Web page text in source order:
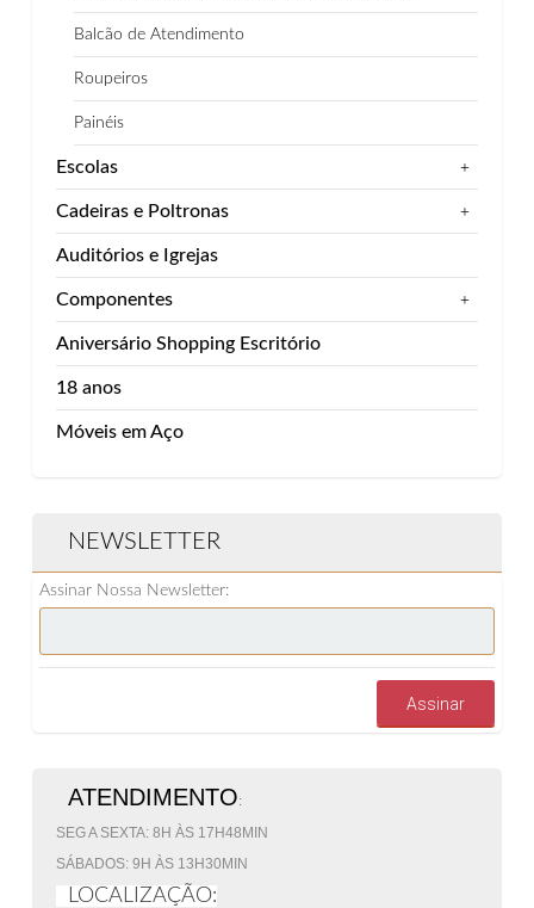
Balcão de Atendimento
Roupeiros
Painéis
Escolas +
Cadeiras e Poltronas +
Auditórios e Igrejas
Componentes +
Aniversário Shopping Escritório
18 anos
Móveis em Aço
NEWSLETTER
Assinar Nossa Newsletter:
Assinar
ATENDIMENTO:
SEG A SEXTA: 8H ÀS 17H48MIN
SÁBADOS: 9H ÀS 13H30MIN
LOCALIZAÇÃO: